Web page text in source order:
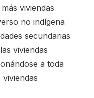
viviendas
no indígena
secundarias
viviendas
a toda